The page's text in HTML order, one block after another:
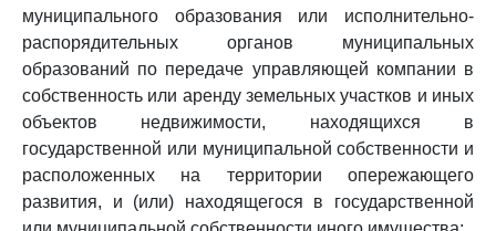
муниципального образования или исполнительно-
распорядительных органов муниципальных
образований по передаче управляющей компании в
собственность или аренду земельных участков и иных
объектов недвижимости, находящихся в
государственной или муниципальной собственности и
расположенных на территории опережающего
развития, и (или) находящегося в государственной